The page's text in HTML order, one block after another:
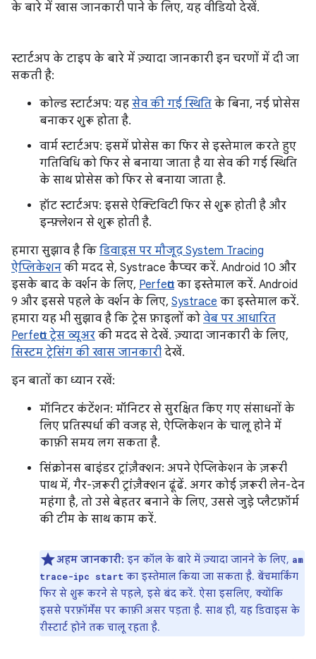
के बारे में खास जानकारी पाने के लिए, यह वीडियो देखें.
स्टार्टअप के टाइप के बारे में ज़्यादा जानकारी इन चरणों में दी जा
सकती है:
कोल्ड स्टार्टअप: यह सेव की गई स्थिति के बिना, नई प्रोसेस
बनाकर शुरू होता है.
वार्म स्टार्टअप: इसमें प्रोसेस का फिर से इस्तेमाल करते हुए
गतिविधि को फिर से बनाया जाता है या सेव की गई स्थिति
के साथ प्रोसेस को फिर से बनाया जाता है.
हॉट स्टार्टअप: इससे ऐक्टिविटी फिर से शुरू होती है और
इन्फ़्लेशन से शुरू होती है.
हमारा सुझाव है कि डिवाइस पर मौजूद System Tracing
ऐप्लिकेशन की मदद से, Systrace कैप्चर करें. Android 10 और
इसके बाद के वर्शन के लिए, Perfettoका इस्तेमाल करें. Android
9 और इससे पहले के वर्शन के लिए, Systrace का इस्तेमाल करें.
हमारा यह भी सुझाव है कि ट्रेस फ़ाइलों को वेब पर आधारित
Perfetto ट्रेस व्यूअर की मदद से देखें. ज़्यादा जानकारी के लिए,
सिस्टम ट्रेसिंग की खास जानकारी देखें.
इन बातों का ध्यान रखें:
मॉनिटर कंटेंशन: मॉनिटर से सुरक्षित किए गए संसाधनों के
लिए प्रतिस्पर्धा की वजह से, ऐप्लिकेशन के चालू होने में
काफ़ी समय लग सकता है.
सिंक्रोनस बाइंडर ट्रांज़ैक्शन: अपने ऐप्लिकेशन के ज़रूरी
पाथ में, गैर-ज़रूरी ट्रांज़ैक्शन ढूंढें. अगर कोई ज़रूरी लेन-देन
महंगा है, तो उसे बेहतर बनाने के लिए, उससे जुड़े प्लैटफ़ॉर्म
की टीम के साथ काम करें.
अहम जानकारी: इन कॉल के बारे में ज़्यादा जानने के लिए, am
trace-ipc start का इस्तेमाल किया जा सकता है. बेंचमार्किंग
फिर से शुरू करने से पहले, इसे बंद करें. ऐसा इसलिए, क्योंकि
इससे परफ़ॉर्मेंस पर काफ़ी असर पड़ता है. साथ ही, यह डिवाइस के
रीस्टार्ट होने तक चालू रहता है.